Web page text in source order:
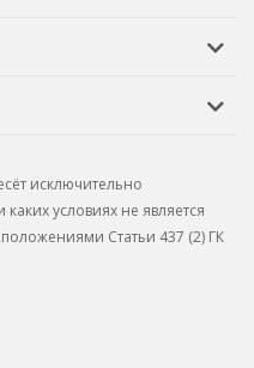
исключительно
условиях не является
Статьи 437 (2) ГК